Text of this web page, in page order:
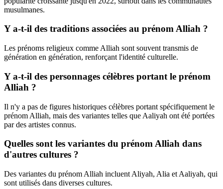
musulmanes.
Y a-t-il des traditions associées au prénom Alliah ?
Les prénoms religieux comme Alliah sont souvent transmis de
génération en génération, renforçant l'identité culturelle.
Y a-t-il des personnages célèbres portant le prénom
Alliah ?
Il n'y a pas de figures historiques célèbres portant spécifiquement le
prénom Alliah, mais des variantes telles que Aaliyah ont été portées
par des artistes connus.
Quelles sont les variantes du prénom Alliah dans
d'autres cultures ?
Des variantes du prénom Alliah incluent Aliyah, Alia et Aaliyah, qui
sont utilisés dans diverses cultures.